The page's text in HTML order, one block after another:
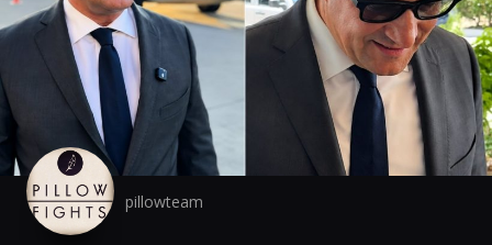
pillowteam